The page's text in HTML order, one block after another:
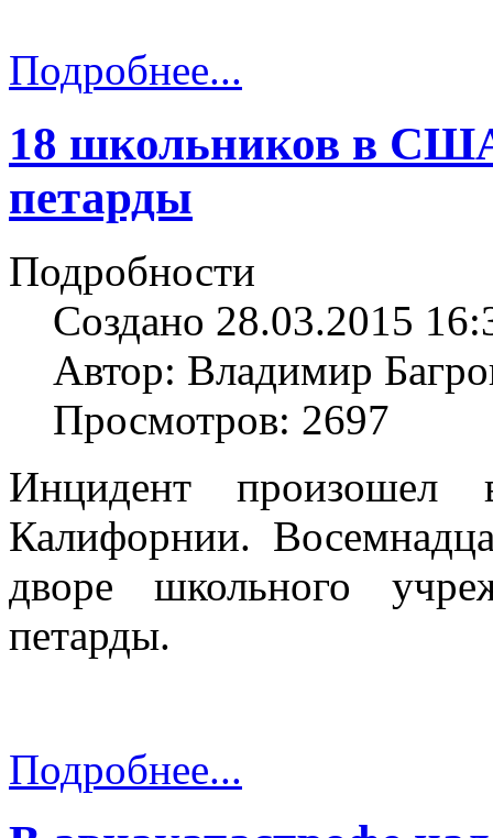
Подробнее...
18 школьников в
петарды
Подробности
Создано 28.03.2015
Автор: Владимир
Просмотров: 2697
Инцидент
Калифорнии.
дворе школьного
петарды.
Подробнее...